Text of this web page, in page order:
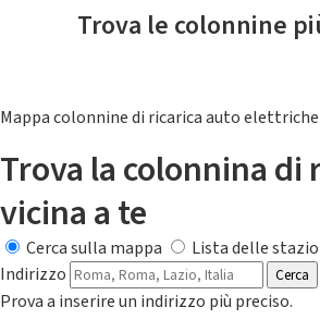
Trova le colonnine
Mappa colonnine di ricarica auto elettriche
Trova la colonnina di
vicina a te
Cerca sulla mappa
Lista delle
Indirizzo
Cerca
Prova a inserire un indirizzo più preciso.